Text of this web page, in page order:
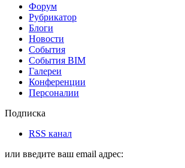
Форум
Рубрикатор
Блоги
Новости
События
События BIM
Галереи
Конференции
Персоналии
Подписка
RSS канал
или введите ваш email адрес: